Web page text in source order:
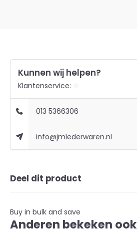
Kunnen wij helpen?
Klantenservice:
013 5366306
info@jmlederwaren.nl
Deel dit product
Buy in bulk and save
Anderen bekeken ook